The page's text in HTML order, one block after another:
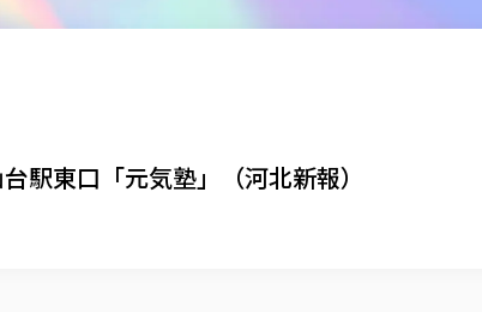
東口「元気塾」（河北新報）